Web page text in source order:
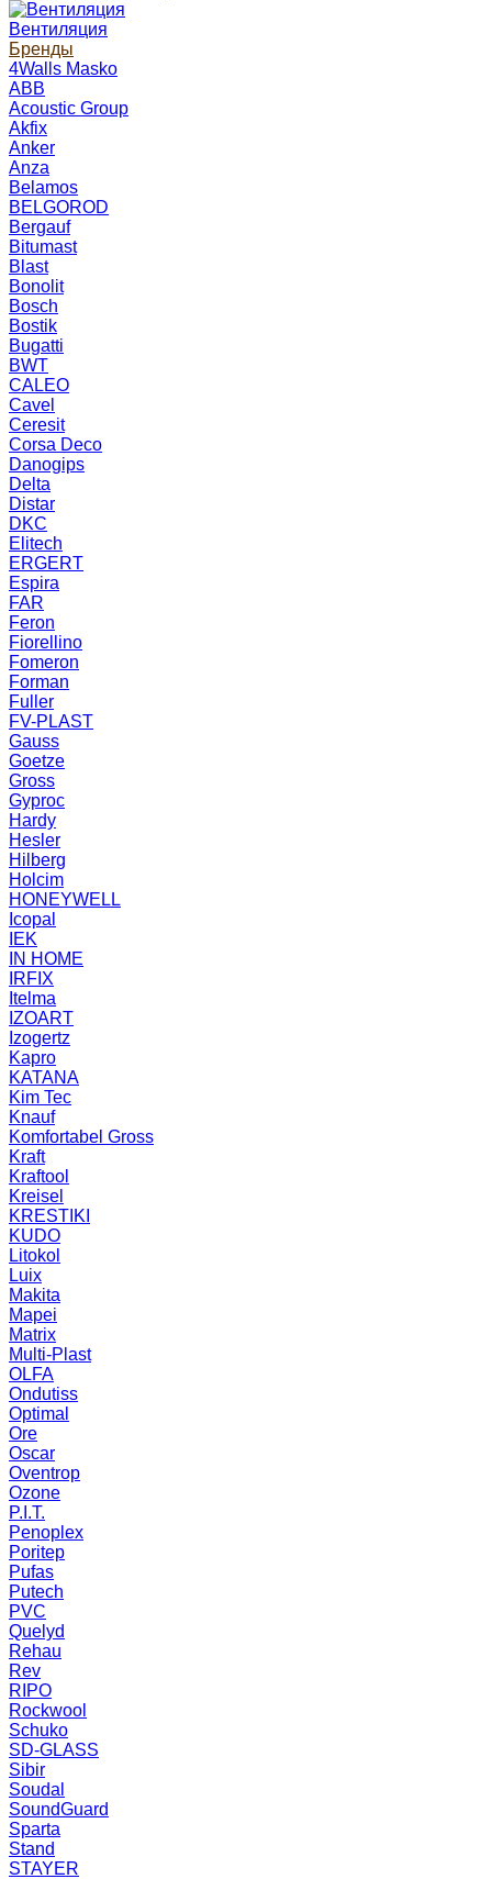
Вентиляция
Бренды
4Walls Masko
ABB
Acoustic Group
Akfix
Anker
Anza
Belamos
BELGOROD
Bergauf
Bitumast
Blast
Bonolit
Bosch
Bostik
Bugatti
BWT
CALEO
Cavel
Ceresit
Corsa Deco
Danogips
Delta
Distar
DKC
Elitech
ERGERT
Espira
FAR
Feron
Fiorellino
Fomeron
Forman
Fuller
FV-PLAST
Gauss
Goetze
Gross
Gyproc
Hardy
Hesler
Hilberg
Holcim
HONEYWELL
Icopal
IEK
IN HOME
IRFIX
Itelma
IZOART
Izogertz
Kapro
KATANA
Kim Tec
Knauf
Komfortabel Gross
Kraft
Kraftool
Kreisel
KRESTIKI
KUDO
Litokol
Luix
Makita
Mapei
Matrix
Multi-Plast
OLFA
Ondutiss
Optimal
Ore
Oscar
Oventrop
Ozone
P.I.T.
Penoplex
Poritep
Pufas
Putech
PVC
Quelyd
Rehau
Rev
RIPO
Rockwool
Schuko
SD-GLASS
Sibir
Soudal
SoundGuard
Sparta
Stand
STAYER